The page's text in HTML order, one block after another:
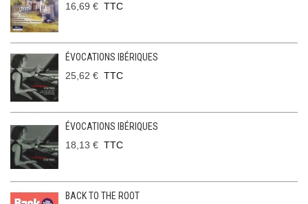
16,69 € TTC
ÉVOCATIONS IBÉRIQUES
25,62 € TTC
ÉVOCATIONS IBÉRIQUES
18,13 € TTC
BACK TO THE ROOT